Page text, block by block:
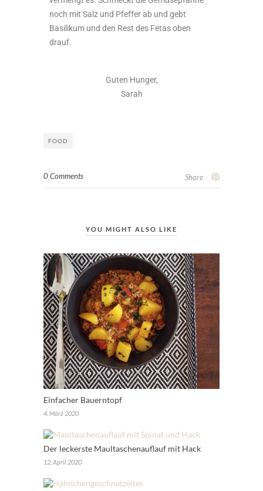
noch mit Salz und Pfeffer ab und gebt
Basilikum und den Rest des Fetas oben
drauf.
Guten Hunger,
Sarah
FOOD
0 Comments Share
YOU MIGHT ALSO LIKE
Einfacher Bauerntopf
4. März 2020
Der leckerste Maultaschenauflauf mit Hack
12. April 2020